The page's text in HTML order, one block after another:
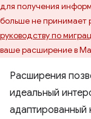
для получения
больше не
руководству по
ваше расширение в
Расширения
идеальный
адаптированный